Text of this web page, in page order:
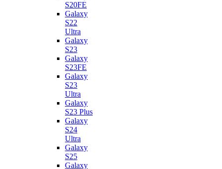
S20FE
Galaxy
S22
Ultra
Galaxy
S23
Galaxy
S23FE
Galaxy
S23
Ultra
Galaxy
S23 Plus
Galaxy
S24
Ultra
Galaxy
S25
Galaxy